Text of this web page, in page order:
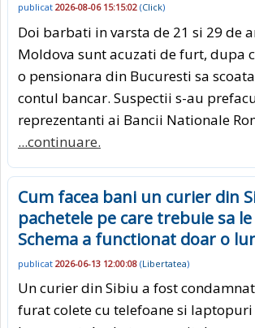
publicat 2026-08-06 15:15:02 (Click)
Doi barbati in varsta de 21 si 29 de
Moldova sunt acuzati de furt, dupa
o pensionara din Bucuresti sa
contul bancar. Suspectii s-au
reprezentanti ai Bancii Nationale
...continuare.
Cum facea bani un curier din
pachetele pe care trebuie sa
Schema a functionat doar o
publicat 2026-06-13 12:00:08 (Libertatea)
Un curier din Sibiu a fost
furat colete cu telefoane si